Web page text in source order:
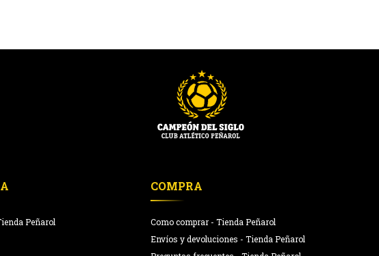
Peñarol
COMPRA
Como comprar - Tienda Peñarol
Envíos y devoluciones - Tienda Peñarol